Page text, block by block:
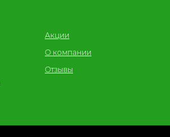
Акции
О компании
Отзывы